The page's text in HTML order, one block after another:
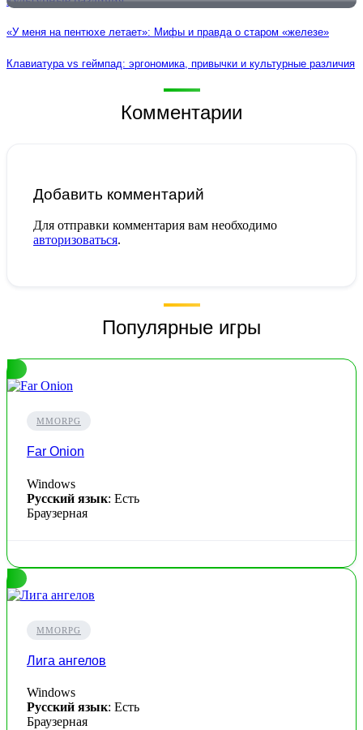
«У меня на пентюхе летает»: Мифы и правда о старом «железе»
Клавиатура vs геймпад: эргономика, привычки и культурные различия
Комментарии
Добавить комментарий
Для отправки комментария вам необходимо
авторизоваться.
Популярные игры
MMORPG
Far Onion
Windows
Русский язык: Есть
Браузерная
MMORPG
Лига ангелов
Windows
Русский язык: Есть
Браузерная